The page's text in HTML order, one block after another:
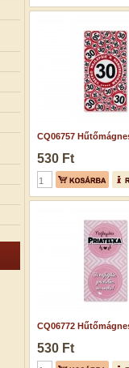
CQ06757
530 Ft
CQ06772
530 Ft